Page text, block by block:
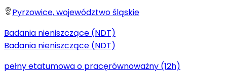
Pyrzowice, województwo śląskie
Badania nieniszczące (NDT)
Badania nieniszczące (NDT)
pełny etatumowa o pracęrównoważny (12h)